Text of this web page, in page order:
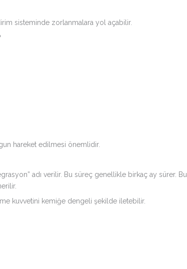
sisteminde zorlanmalara yol açabilir.
hareket edilmesi önemlidir.
adı verilir. Bu süreç genellikle birkaç ay sürer. Bu
kuvvetini kemiğe dengeli şekilde iletebilir.